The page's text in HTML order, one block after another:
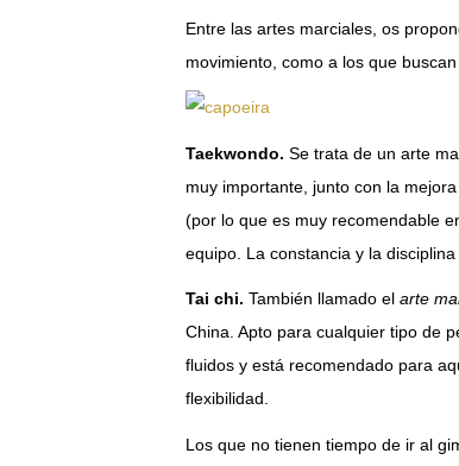
Entre las artes marciales, os
movimiento, como a los que
Taekwondo. Se trata de un arte
muy importante, junto con la
(por lo que es muy recomendable
equipo. La constancia y la
Tai chi. También llamado el arte
China. Apto para cualquier tipo de
fluidos y está recomendado para
flexibilidad.
Los que no tienen tiempo de ir al